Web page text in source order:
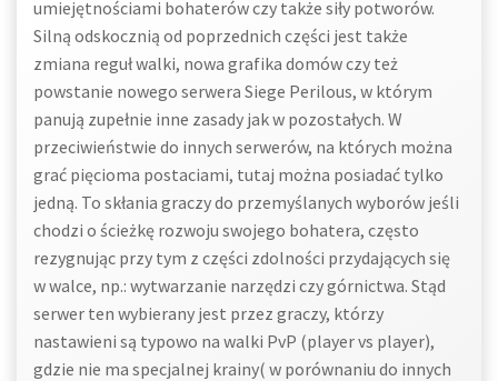
umiejętnościami bohaterów czy także siły potworów.
Silną odskocznią od poprzednich części jest także
zmiana reguł walki, nowa grafika domów czy też
powstanie nowego serwera Siege Perilous, w którym
panują zupełnie inne zasady jak w pozostałych. W
przeciwieństwie do innych serwerów, na których można
grać pięcioma postaciami, tutaj można posiadać tylko
jedną. To skłania graczy do przemyślanych wyborów jeśli
chodzi o ścieżkę rozwoju swojego bohatera, często
rezygnując przy tym z części zdolności przydających się
w walce, np.: wytwarzanie narzędzi czy górnictwa. Stąd
serwer ten wybierany jest przez graczy, którzy
nastawieni są typowo na walki PvP (player vs player),
gdzie nie ma specjalnej krainy( w porównaniu do innych